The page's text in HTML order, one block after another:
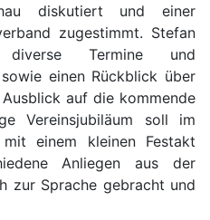
diskutiert und einer
zugestimmt. Stefan
Termine und
einen Rückblick über
auf die kommende
Vereinsjubiläum soll im
einem kleinen Festakt
Anliegen aus der
zur Sprache gebracht und